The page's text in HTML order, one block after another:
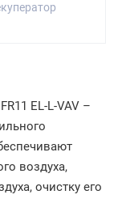
EL-L-VAV –
воздуха,
очистку его